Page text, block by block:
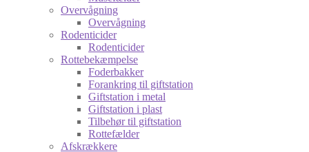
Overvågning
Overvågning
Rodenticider
Rodenticider
Rottebekæmpelse
Foderbakker
Forankring til giftstation
Giftstation i metal
Giftstation i plast
Tilbehør til giftstation
Rottefælder
Afskrækkere